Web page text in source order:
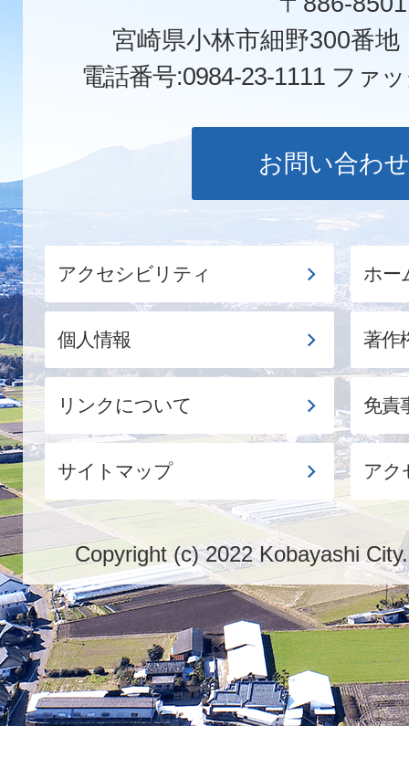
宮崎県小林市細野300番
電話番号:0984-23-1111 ファ
お問い合わせ
アクセシビリティ ホー
個人情報 著作
リンクについて 免責
サイトマップ アク
Copyright (c) 2022 Kobayashi